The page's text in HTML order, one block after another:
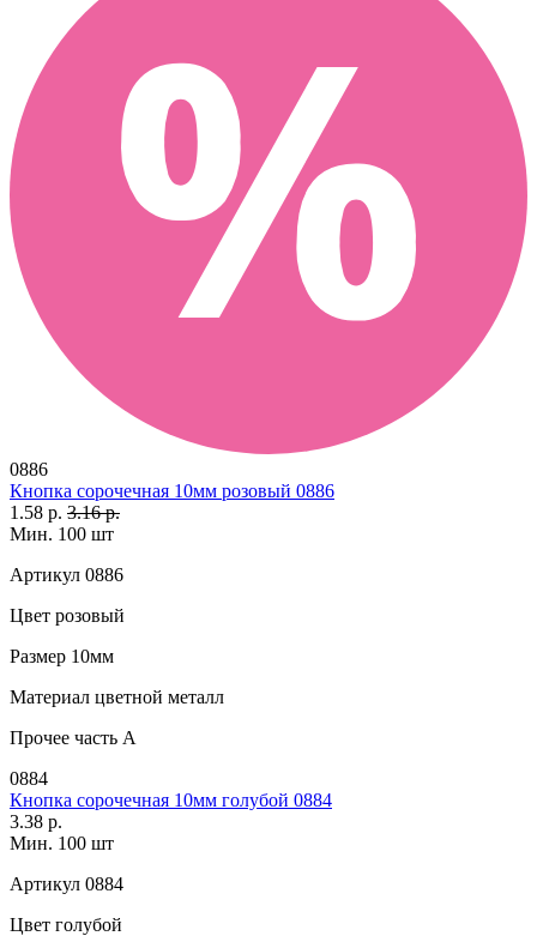
0886
Кнопка сорочечная 10мм розовый 0886
1.58 р. 3.16 р.
Мин. 100 шт
Артикул 0886
Цвет розовый
Размер 10мм
Материал цветной металл
Прочее часть A
0884
Кнопка сорочечная 10мм голубой 0884
3.38 р.
Мин. 100 шт
Артикул 0884
Цвет голубой